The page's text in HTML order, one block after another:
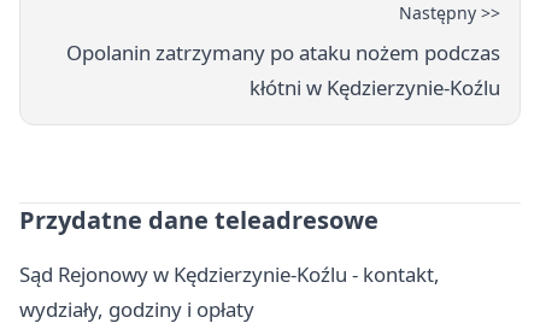
Następny >>
Opolanin zatrzymany po ataku nożem podczas
kłótni w Kędzierzynie-Koźlu
Przydatne dane teleadresowe
Sąd Rejonowy w Kędzierzynie-Koźlu - kontakt,
wydziały, godziny i opłaty